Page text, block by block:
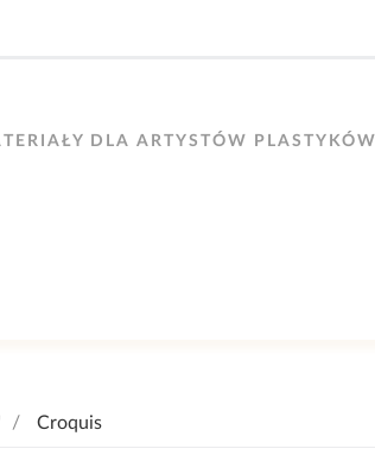
DLA ARTYSTÓW PLASTYKÓW
Croquis